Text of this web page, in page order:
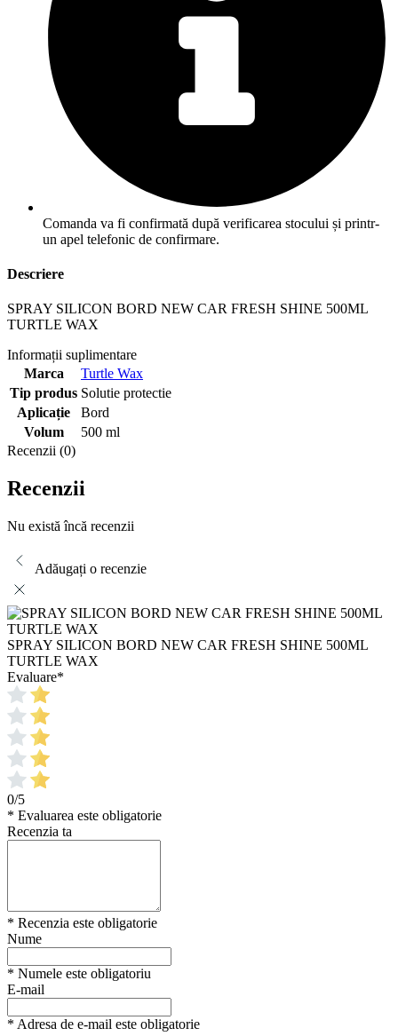
Comanda va fi confirmată după verificarea stocului și printr-
un apel telefonic de confirmare.
Descriere
SPRAY SILICON BORD NEW CAR FRESH SHINE 500ML
TURTLE WAX
Informații suplimentare
Marca
Turtle Wax
Tip produs Solutie protectie
Aplicație
Bord
Volum
500 ml
Recenzii (0)
Recenzii
Nu există încă recenzii
Adăugați o recenzie
SPRAY SILICON BORD NEW CAR FRESH SHINE 500ML
TURTLE WAX
Evaluare*
0/5
* Evaluarea este obligatorie
Recenzia ta
* Recenzia este obligatorie
Nume
* Numele este obligatoriu
E-mail
* Adresa de e-mail este obligatorie